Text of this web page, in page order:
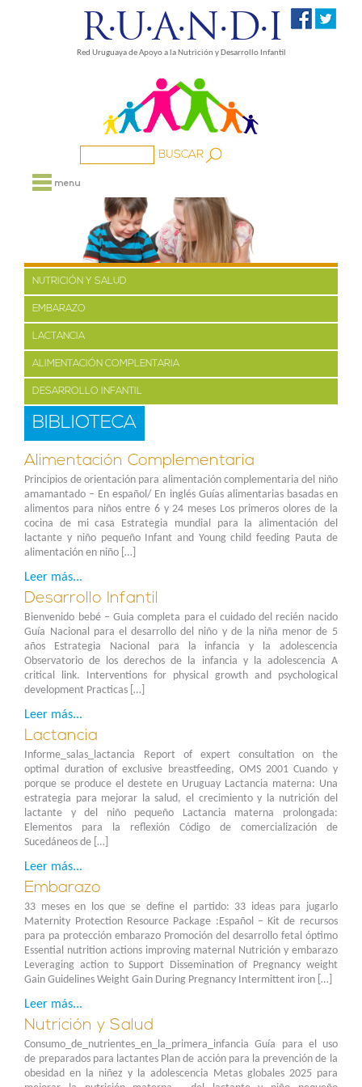
R·U·A·N·D·I
Red Uruguaya de Apoyo a la Nutrición y Desarrollo Infantil
NOSOTROS
PROYECTOS
MEDIOS
FAMILIA
NUTRICIÓN Y SALUD
EMBARAZO
LACTANCIA
ALIMENTACIÓN COMPLENTARIA
DESARROLLO INFANTIL
BIBLIOTECA
Alimentación Complementaria
Principios de orientación para alimentación complementaria del niño
amamantado – En español/ En inglés Guías alimentarias basadas en
alimentos para niños entre 6 y 24 meses Los primeros olores de la
cocina de mi casa Estrategia mundial para la alimentación del
lactante y niño pequeño Infant and Young child feeding Pauta de
alimentación en niño […]
Leer más...
Desarrollo Infantil
Bienvenido bebé – Guia completa para el cuidado del recién nacido
Guía Nacional para el desarrollo del niño y de la niña menor de 5
años Estrategia Nacional para la infancia y la adolescencia
Observatorio de los derechos de la infancia y la adolescencia A
critical link. Interventions for physical growth and psychological
development Practicas […]
Leer más...
Lactancia
Informe_salas_lactancia Report of expert consultation on the
optimal duration of exclusive breastfeeding, OMS 2001 Cuando y
porque se produce el destete en Uruguay Lactancia materna: Una
estrategia para mejorar la salud, el crecimiento y la nutrición del
lactante y del niño pequeño Lactancia materna prolongada:
Elementos para la reflexión Código de comercialización de
Sucedáneos de […]
Leer más...
Embarazo
33 meses en los que se define el partido: 33 ideas para jugarlo
Maternity Protection Resource Package :Español – Kit de recursos
para pa protección embarazo Promoción del desarrollo fetal óptimo
Essential nutrition actions improving maternal Nutrición y embarazo
Leveraging action to Support Dissemination of Pregnancy weight
Gain Guidelines Weight Gain During Pregnancy Intermittent iron […]
Leer más...
Nutrición y Salud
Consumo_de_nutrientes_en_la_primera_infancia Guía para el uso
de preparados para lactantes Plan de acción para la prevención de la
obesidad en la niñez y la adolescencia Metas globales 2025 para